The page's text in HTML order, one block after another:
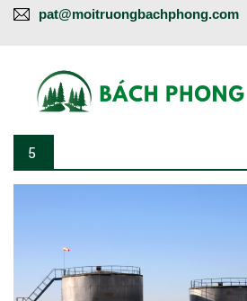
pat@moitruongbachphong.com
5